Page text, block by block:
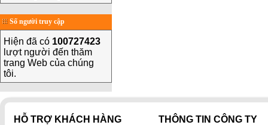
Số người truy cập
Hiện đã có 100727423
lượt người đến thăm
trang Web của chúng
tôi.
HỖ TRỢ KHÁCH HÀNG THÔNG TIN CÔNG TY